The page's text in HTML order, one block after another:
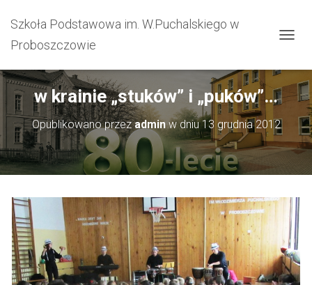
Szkoła Podstawowa im. W.Puchalskiego w
Proboszczowie
w krainie „stuków” i „puków”…
Opublikowano przezadminw dniu13 grudnia 2012